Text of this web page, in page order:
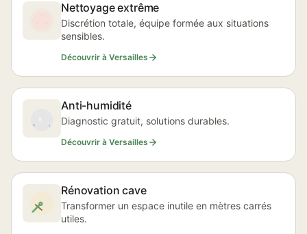
Nettoyage extrême
Discrétion totale, équipe formée aux situations
sensibles.
Découvrir à Versailles
Anti-humidité
Diagnostic gratuit, solutions durables.
Découvrir à Versailles
Rénovation cave
Transformer un espace inutile en mètres carrés
utiles.